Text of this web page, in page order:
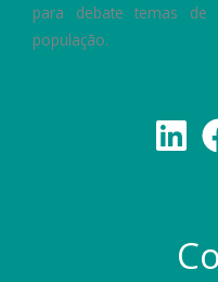
para debate temas de
população.